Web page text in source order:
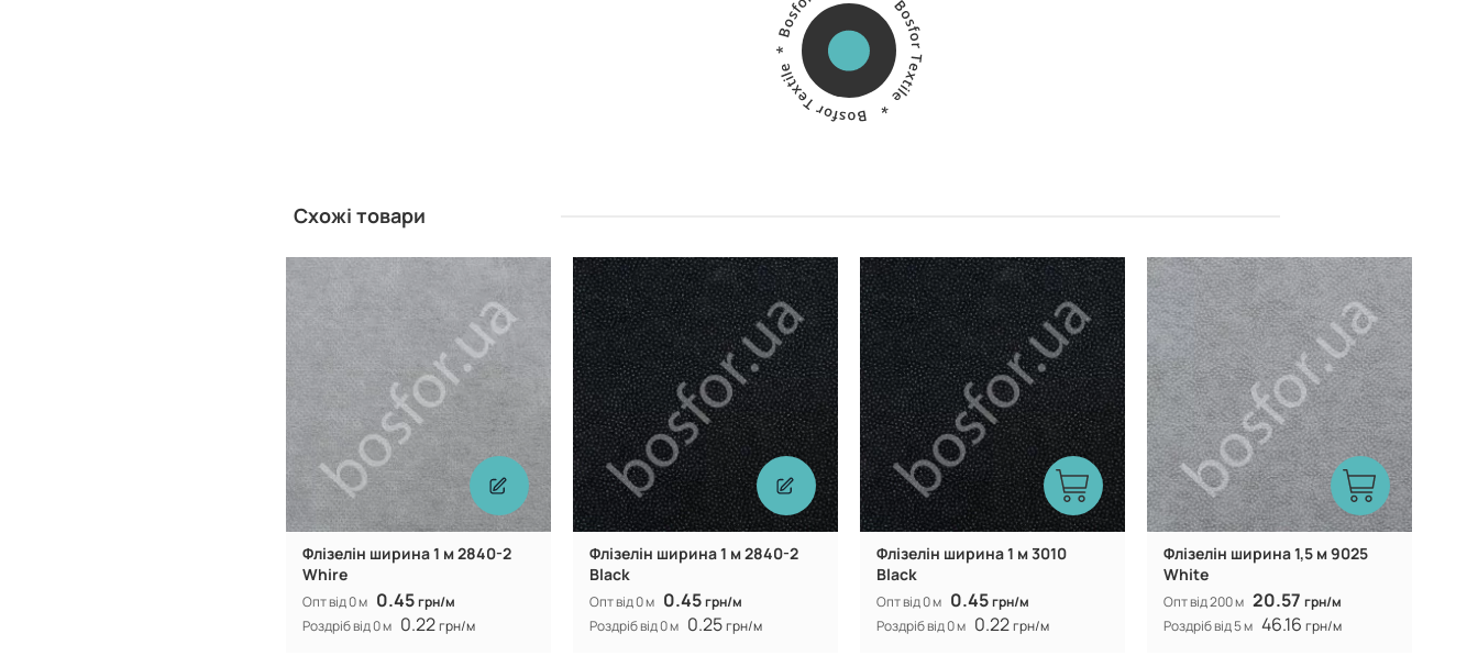
Схожі товари
Виробник:
Флізелін ширина 1 м 2840-2
Whire
Опт від 0 м 0.45грн/м
Роздріб від 0 м 0.22грн/м
Виробник: Китай
Флізелін ширина 1 м 2840-2
Black
Опт від 0 м 0.45грн/м
Роздріб від 0 м 0.25грн/м
Виробник: Китай
Флізелін ширина 1 м 3010
Black
Опт від 0 м 0.45грн/м
Роздріб від 0 м 0.22грн/м
Виробник: Китай
Флізелін ширина 1,5 м 9025
White
Опт від 200 м 20.57 грн/м
Роздріб від 5 м 46.16 грн/м